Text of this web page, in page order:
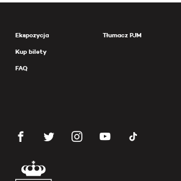
Ekspozycja
Kup bilety
FAQ
Tłumacz PJM